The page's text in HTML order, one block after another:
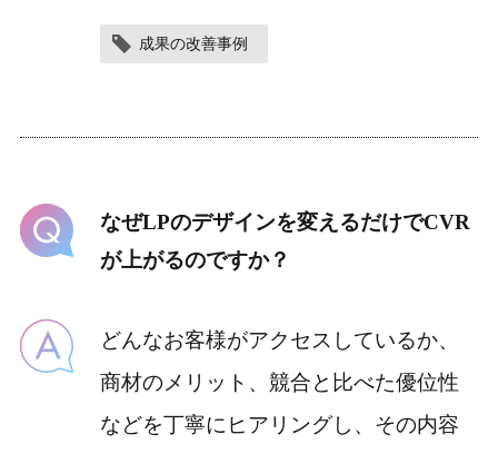
成果の改善事例
なぜLPのデザインを変えるだけでCVR
が上がるのですか？
どんなお客様がアクセスしているか、
商材のメリット、競合と比べた優位性
などを丁寧にヒアリングし、その内容